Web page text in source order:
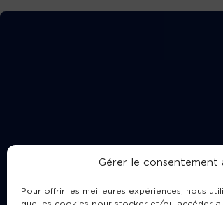
Gérer le consentement
Pour offrir les meilleures expériences, nous